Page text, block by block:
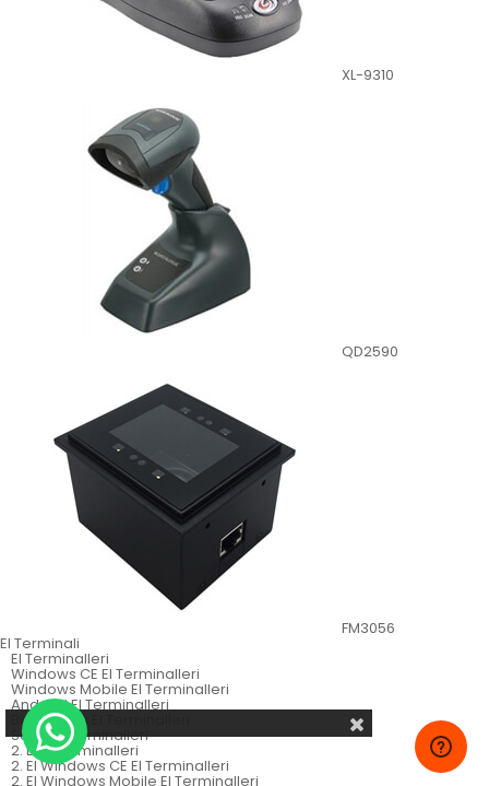
XL-9310
QD2590
FM3056
El Terminali
El Terminalleri
Windows CE El Terminalleri
Windows Mobile El Terminalleri
Android El Terminalleri
Batch Tarzı El Terminalleri
Sabit El Terminalleri
2. El El Terminalleri
2. El Windows CE El Terminalleri
2. El Windows Mobile El Terminalleri